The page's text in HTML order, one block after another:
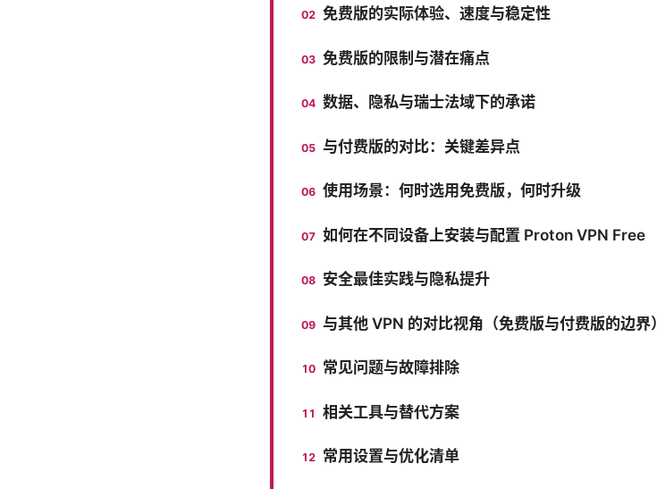
免费版的实际体验、速度与稳定性
免费版的限制与潜在痛点
数据、隐私与瑞士法域下的承诺
与付费版的对比：关键差异点
使用场景：何时选用免费版，何时升级
如何在不同设备上安装与配置 Proton VPN Free
安全最佳实践与隐私提升
与其他 VPN 的对比视角（免费版与付费版的边界）
常见问题与故障排除
相关工具与替代方案
常用设置与优化清单